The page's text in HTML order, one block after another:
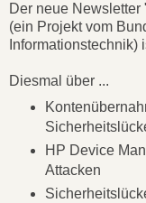
Der neue Newsletter
(ein Projekt vom
Informationstechnik)
Diesmal über ...
HP Device
Attacken